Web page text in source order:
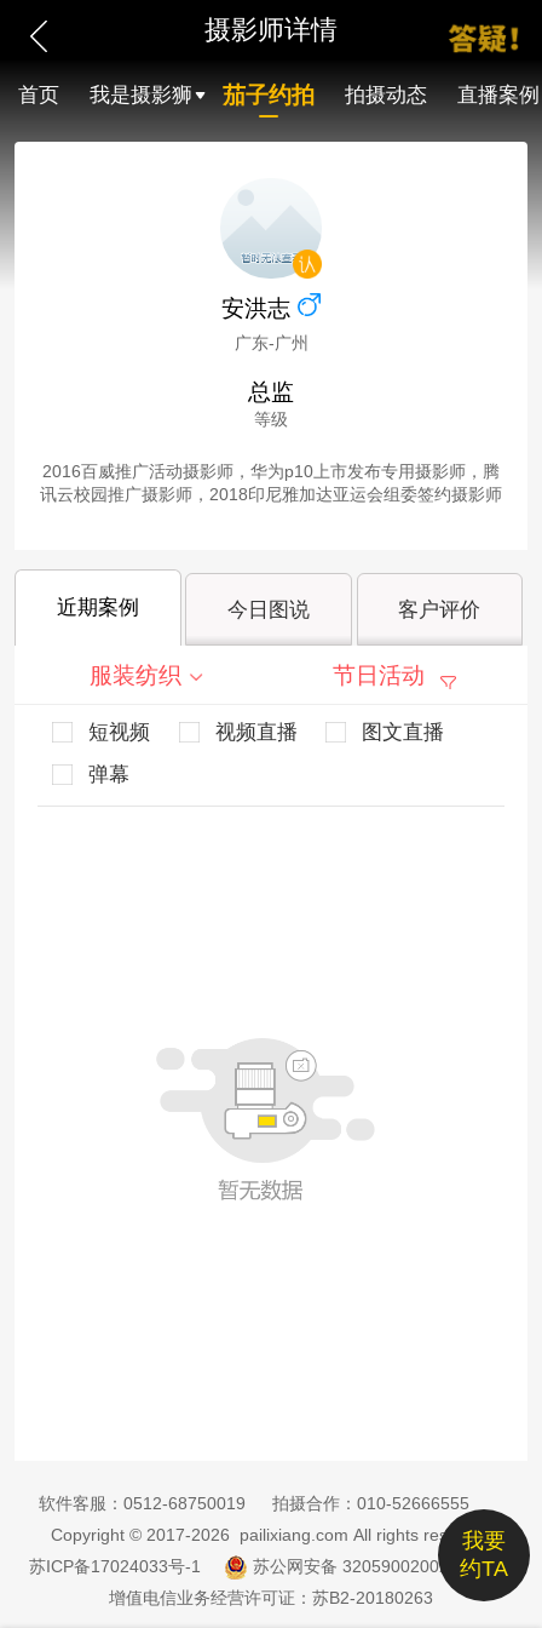
摄影师详情
首页 我是摄影狮 茄子约拍 拍摄动态 直播案例
安洪志
广东-广州
总监
等级
2016百威推广活动摄影师，华为p10上市发布专用摄影师，腾
讯云校园推广摄影师，2018印尼雅加达亚运会组委签约摄影师
近期案例 今日图说 客户评价
服装纺织 节日活动
短视频 视频直播
图文直播
弹幕
我要
约TA
软件客服： 0512-68750019 拍摄合作： 010-52666555
Copyright © 2017-2026 pailixiang.com All rights reserved
苏ICP备17024033号-1
苏公网安备 32059002002885号
增值电信业务经营许可证：苏B2-20180263